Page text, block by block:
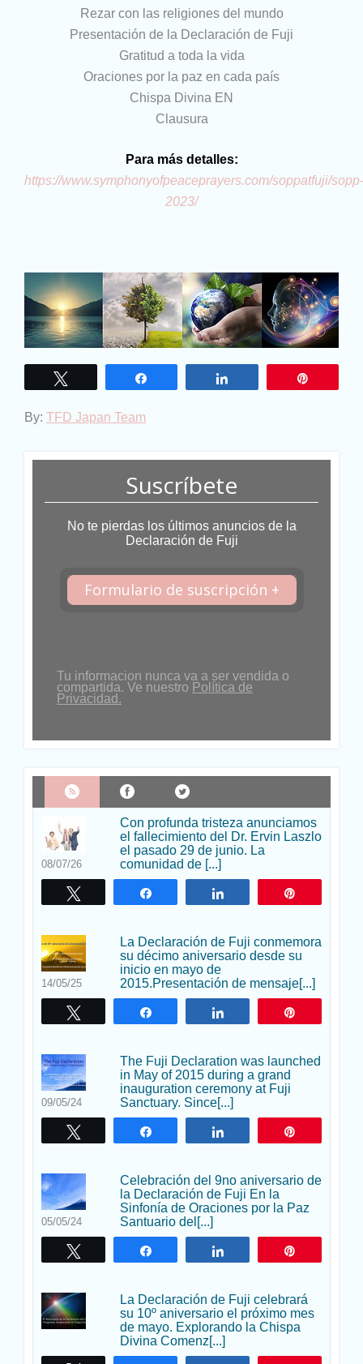
Rezar con las religiones del mundo
Presentación de la Declaración de Fuji
Gratitud a toda la vida
Oraciones por la paz en cada país
Chispa Divina EN
Clausura
Para más detalles:
https://www.symphonyofpeaceprayers.com/soppatfuji/sopp-
2023/
By: TFD Japan Team
Suscríbete
No te pierdas los últimos anuncios de la
Declaración de Fuji
Formulario de suscripción +
Tu informacion nunca va a ser vendida o
compartida. Ve nuestro Política de
Privacidad.
08/07/26
Con profunda tristeza anunciamos
el fallecimiento del Dr. Ervin Laszlo
el pasado 29 de junio. La
comunidad de [...]
Compartir Compartir
14/05/25
La Declaración de Fuji conmemora
su décimo aniversario desde su
inicio en mayo de
2015.Presentación de mensaje[...]
Compartir Compartir
09/05/24
The Fuji Declaration was launched
in May of 2015 during a grand
inauguration ceremony at Fuji
Sanctuary. Since[...]
Compartir Compartir
05/05/24
Celebración del 9no aniversario de
la Declaración de Fuji En la
Sinfonía de Oraciones por la Paz
Santuario del[...]
Compartir Compartir
La Declaración de Fuji celebrará
su 10º aniversario el próximo mes
de mayo. Explorando la Chispa
Divina Comenz[...]